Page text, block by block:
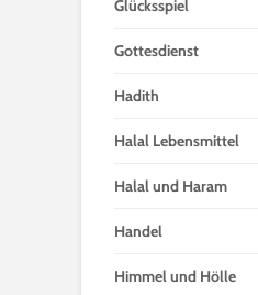
Glücksspiel
Gottesdienst
Hadith
Halal Lebensmittel
Halal und Haram
Handel
Himmel und Hölle